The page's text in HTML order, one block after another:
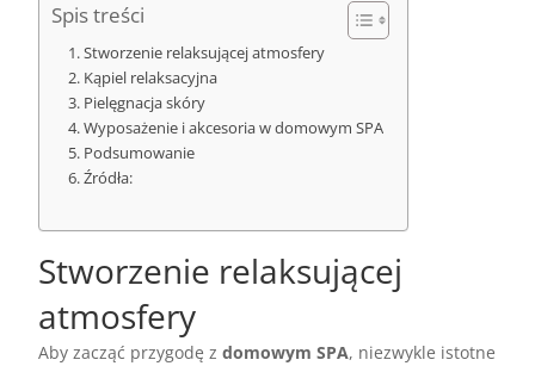
Spis treści
Stworzenie relaksującej atmosfery
Kąpiel relaksacyjna
Pielęgnacja skóry
Wyposażenie i akcesoria w domowym SPA
Podsumowanie
Źródła:
Stworzenie relaksującej
atmosfery
Aby zacząć przygodę zdomowym SPA, niezwykle istotne